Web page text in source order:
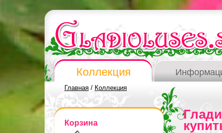
Коллекция
Главная / Коллекция
Корзина